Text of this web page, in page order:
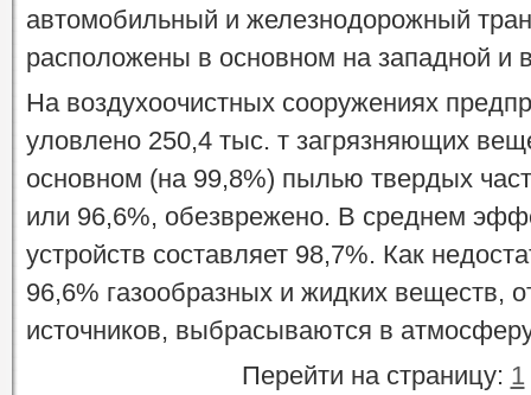
автомобильный и железнодорожный
расположены в основном на западной и
На воздухоочистных сооружениях
уловлено 250,4 тыс. т загрязняющих
основном (на 99,8%) пылью твердых
или 96,6%, обезврежено. В среднем
устройств составляет 98,7%. Как
96,6% газообразных и жидких веществ,
источников, выбрасываются в
Перейти на страницу: 1